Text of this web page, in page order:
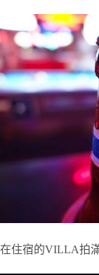
在住宿的VILLA拍